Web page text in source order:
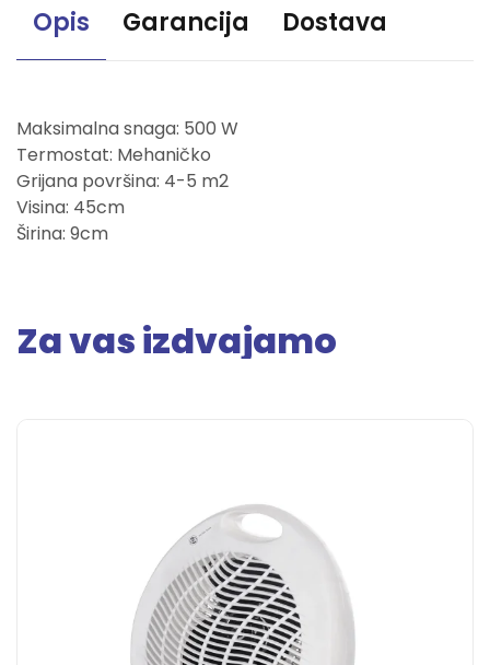
Opis Garancija Dostava
Maksimalna snaga: 500 W
Termostat: Mehaničko
Grijana površina: 4-5 m2
Visina: 45cm
Širina: 9cm
Za vas izdvajamo